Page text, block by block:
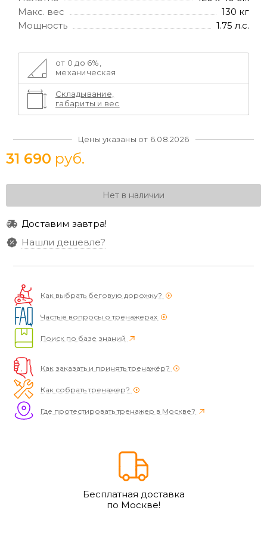
Макс. вес
130 кг
Мощность
1.75 л.с.
от 0 до 6%,
механическая
Складывание,
габариты и вес
Цены указаны от 6.08.2026
31 690 руб.
Нет в наличии
Доставим завтра!
Нашли дешевле?
Как выбрать беговую дорожку?
Частые вопросы о тренажерах
Поиск по базе знаний
Как заказать и принять тренажёр?
Как собрать тренажер?
Где протестировать тренажер в Москве?
Бесплатная доставка
по Москве!